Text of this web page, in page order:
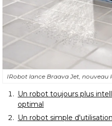
IRobot lance Braava Jet, nouveau
Un robot toujours plus
optimal
Un robot simple